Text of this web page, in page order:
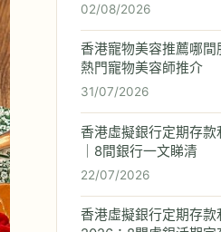
02/08/2026
香港寵物美容推薦哪間
熱門寵物美容師推介
31/07/2026
香港虛擬銀行定期存
｜8間銀行一文睇清
22/07/2026
香港虛擬銀行定期存款